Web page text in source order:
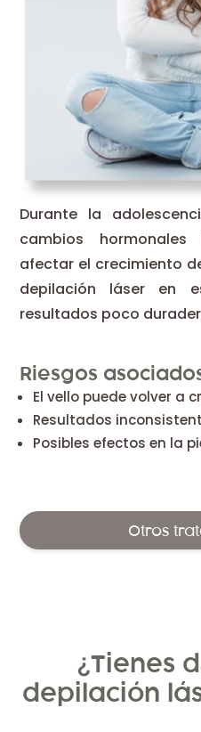
Durante la
cambios
afectar el crecimiento
depilación láser en
resultados poco
Riesgos
El vello puede volver a
Resultados
Posibles efectos en la
Otros
¿Tienes
depilación